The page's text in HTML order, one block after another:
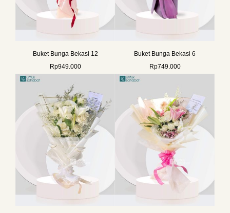
Buket Bunga Bekasi 12
Rp949.000
Buket Bunga Bekasi 6
Rp749.000